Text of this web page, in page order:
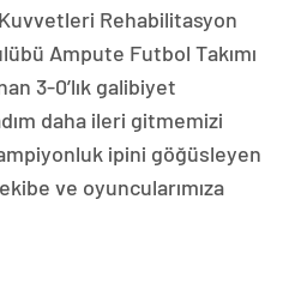
Rehabilitasyon
Ampute Futbol Takımı
3-0’lık galibiyet
daha ileri gitmemizi
ipini göğüsleyen
ve oyuncularımıza